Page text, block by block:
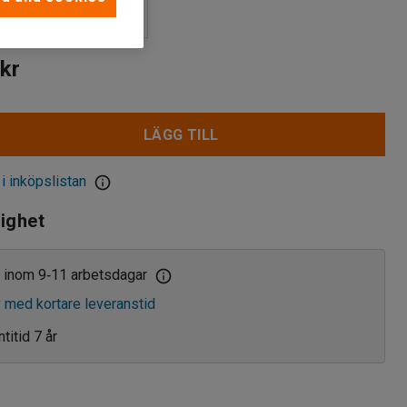
LÄGG TILL
inköpslistan
inom 9‑11 arbetsdagar
med kortare leveranstid
7 år